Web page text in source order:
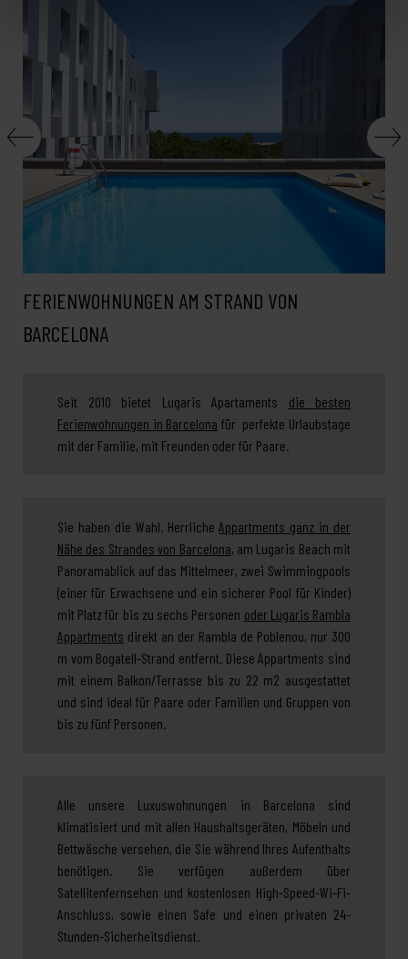
FERIENWOHNUNGEN AM STRAND VON
BARCELONA
Seit 2010 bietet Lugaris Apartaments die besten
Ferienwohnungen in Barcelona für perfekte Urlaubstage
mit der Familie, mit Freunden oder für Paare.
Sie haben die Wahl. HerrlicheAppartments ganz in der
Nähe des Strandes von Barcelona, am Lugaris Beach mit
Panoramablick auf das Mittelmeer, zwei Swimmingpools
(einer für Erwachsene und ein sicherer Pool für Kinder)
mit Platz für bis zu sechs Personen oder Lugaris Rambla
Appartments direkt an der Rambla de Poblenou, nur 300
m vom Bogatell-Strand entfernt. Diese Appartments sind
mit einem Balkon/Terrasse bis zu 22 m2 ausgestattet
und sind ideal für Paare oder Familien und Gruppen von
bis zu fünf Personen.
Alle unsere Luxuswohnungen in Barcelona sind
klimatisiert und mit allen Haushaltsgeräten, Möbeln und
Bettwäsche versehen, die Sie während Ihres Aufenthalts
benötigen. Sie verfügen außerdem über
Satellitenfernsehen und kostenlosen High-Speed-Wi-Fi-
Anschluss, sowie einen Safe und einen privaten 24-
Stunden-Sicherheitsdienst.